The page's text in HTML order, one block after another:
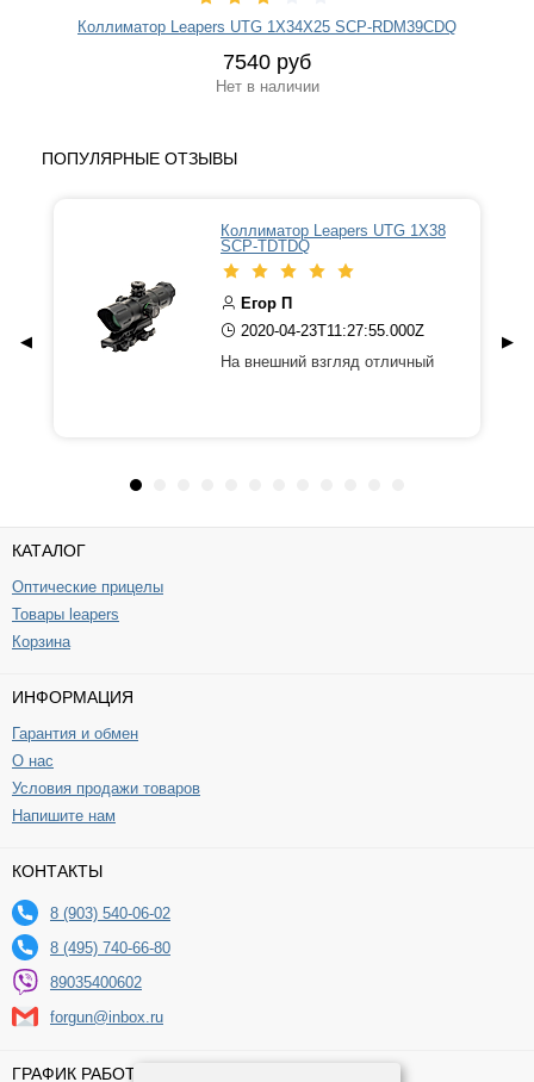
Коллиматор Leapers UTG 1Х34Х25 SCP-RDM39CDQ
7540 руб
Нет в наличии
ПОПУЛЯРНЫЕ ОТЗЫВЫ
Коллиматор Leapers UTG 1Х38
SCP-TDTDQ
Егор П
2020-04-23T11:27:55.000Z
На внешний взгляд отличный
◀ ▶
КАТАЛОГ
Оптические прицелы
Товары leapers
Корзина
ИНФОРМАЦИЯ
Гарантия и обмен
О нас
Условия продажи товаров
Напишите нам
КОНТАКТЫ
8 (903) 540-06-02
8 (495) 740-66-80
89035400602
forgun@inbox.ru
ГРАФИК РАБОТЫ